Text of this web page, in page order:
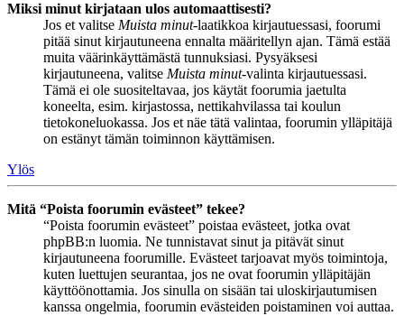
Miksi minut kirjataan ulos automaattisesti?
Jos et valitse Muista minut-laatikkoa kirjautuessasi, foorumi
pitää sinut kirjautuneena ennalta määritellyn ajan. Tämä estää
muita väärinkäyttämästä tunnuksiasi. Pysyäksesi
kirjautuneena, valitse Muista minut-valinta kirjautuessasi.
Tämä ei ole suositeltavaa, jos käytät foorumia jaetulta
koneelta, esim. kirjastossa, nettikahvilassa tai koulun
tietokoneluokassa. Jos et näe tätä valintaa, foorumin ylläpitäjä
on estänyt tämän toiminnon käyttämisen.
Ylös
Mitä “Poista foorumin evästeet” tekee?
“Poista foorumin evästeet” poistaa evästeet, jotka ovat
phpBB:n luomia. Ne tunnistavat sinut ja pitävät sinut
kirjautuneena foorumille. Evästeet tarjoavat myös toimintoja,
kuten luettujen seurantaa, jos ne ovat foorumin ylläpitäjän
käyttöönottamia. Jos sinulla on sisään tai uloskirjautumisen
kanssa ongelmia, foorumin evästeiden poistaminen voi auttaa.